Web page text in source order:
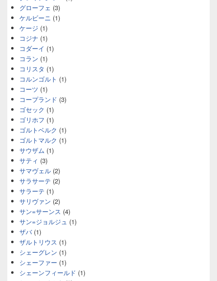
グローフェ (3)
ケルビーニ (1)
ケージ (1)
コジナ (1)
コダーイ (1)
コラン (1)
コリスタ (1)
コルンゴルト (1)
コーツ (1)
コープランド (3)
ゴセック (1)
ゴリホフ (1)
ゴルトベルク (1)
ゴルトマルク (1)
サウザム (1)
サティ (3)
サマヴェル (2)
サラサーテ (2)
サラーテ (1)
サリヴァン (2)
サン=サーンス (4)
サン=ジョルジュ (1)
ザバ(1)
ザルトリウス (1)
シェーグレン (1)
シェーファー (1)
シェーンフィールド (1)